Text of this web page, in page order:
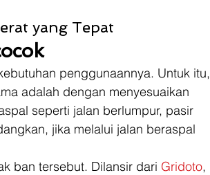
yang Tepat
penggunaannya. Untuk itu,
adalah dengan menyesuaikan
seperti jalan berlumpur, pasir
jika melalui jalan beraspal
ban tersebut. Dilansir dari Gridoto,